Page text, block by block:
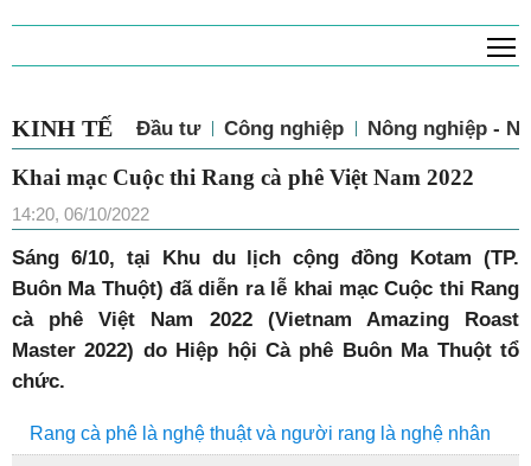
KINH TẾ Đầu tư Công nghiệp Nông nghiệp -
Khai mạc Cuộc thi Rang cà phê Việt Nam 2022
14:20, 06/10/2022
Sáng 6/10, tại Khu du lịch cộng đồng Kotam (TP.
Buôn Ma Thuột) đã diễn ra lễ khai mạc Cuộc thi Rang
cà phê Việt Nam 2022 (Vietnam Amazing Roast
Master 2022) do Hiệp hội Cà phê Buôn Ma Thuột tổ
chức.
Rang cà phê là nghệ thuật và người rang là nghệ nhân